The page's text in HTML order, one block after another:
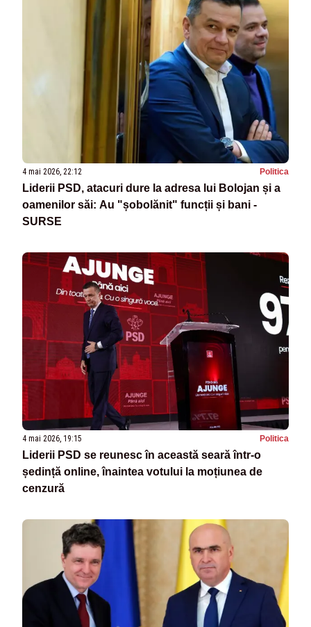
4 mai 2026, 22:12 Politica
Liderii PSD, atacuri dure la adresa lui Bolojan și a
oamenilor săi: Au "șobolănit" funcții și bani -
SURSE
4 mai 2026, 19:15 Politica
Liderii PSD se reunesc în această seară într-o
ședință online, înaintea votului la moțiunea de
cenzură